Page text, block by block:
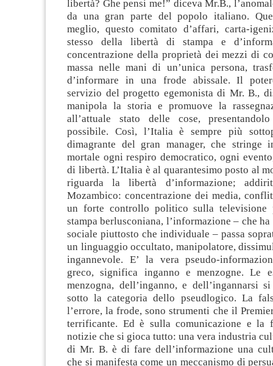
libertà? Ghe pensi me!” diceva Mr.B.,
da una gran parte del popolo italiano.
meglio, questo comitato d’affari, carta-
stesso della libertà di stampa e
concentrazione della proprietà dei mezzi di
massa nelle mani di un’unica persona,
d’informare in una frode abissale. Il
servizio del progetto egemonista di Mr. B.,
manipola la storia e promuove la
all’attuale stato delle cose,
possibile. Così, l’Italia è sempre più
dimagrante del gran manager, che stringe
mortale ogni respiro democratico, ogni
di libertà. L’Italia è al quarantesimo posto al
riguarda la libertà d’informazione;
Mozambico: concentrazione dei media,
un forte controllo politico sulla televisione
stampa berlusconiana, l’informazione – che
sociale piuttosto che individuale – passa
un linguaggio occultato, manipolatore,
ingannevole. E’ la vera pseudo-
greco, significa inganno e menzogne. Le
menzogna, dell’inganno, e dell’ingannarsi
sotto la categoria dello pseudlogico. La
l’errore, la frode, sono strumenti che il
terrificante. Ed è sulla comunicazione e la
notizie che si gioca tutto: una vera industria
di Mr. B. è di fare dell’informazione una
che si manifesta come un meccanismo di